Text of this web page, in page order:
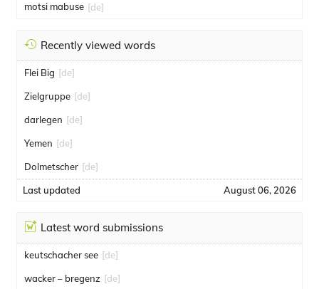
motsi mabuse [de]
Recently viewed words
Flei Big [de]
Zielgruppe [de]
darlegen [de]
Yemen [de]
Dolmetscher [de]
Last updated August 06, 2026
Latest word submissions
keutschacher see [de]
wacker – bregenz [de]